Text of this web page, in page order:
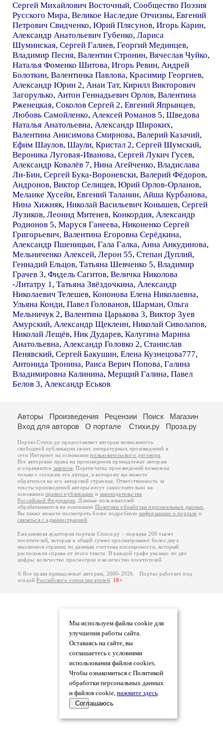
Сергей Михайлович Восточный, Сообщество Поэзия
Русского Мира, Великое Наследие Отчизны, Евгений
Петрович Свидченко, Юрий Плясунов, Игорь Карин,
Александр Анатольевич Губенко, Лариса
Шуминская, Сергей Галиев, Георгий Мединцев,
Владимир Песня, Валентин Стронин, Вячеслав Чуйко,
Наталья Фоменко Шитова, Игорь Ревин, Андрей
Болоткин, Валентинка Павлова, Красимир Георгиев,
Александр Юрин 2, Анаи Тат, Кирилл Викторович
Загорулько, Антон Геннадьевич Орлов, Валентина
Рженецкая, Соколов Сергей 2, Евгений Япрынцев,
Любовь Самойленко, Алексей Романов 5, Шведова
Наталья Анатольевна, Александр Широких,
Валентина Анисимова Смирнова, Валерий Казачий,
Ефим Шаулов, Шаули, Кристал 2, Сергей Шумский,
Вероника Луговая-Иванова, Сергей Лукич Гусев,
Александр Ковалёв 7, Нина Агейченко, Владислава
Ли-Бин, Сергей Бука-Вороневски, Валерий Фёдоров,
Андронов, Виктор Селищев, Юрий Орлов-Орланов,
Мелаике Хусейн, Евгений Таланин, Айша Курбанова,
Нина Хижняк, Николай Васильевич Конышев, Сергей
Лузиков, Леонид Митенев, Конкордия, Александр
Родионов 5, Маруся Ганеева, Никоненко Сергей
Григорьевич, Валентина Егоровна Серёдкина,
Александр Пшеницын, Гала Галка, Анна Анкудинова,
Мельниченко Алексей, Лерон 55, Степан Дуплий,
Геннадий Ельцов, Татьяна Шевченко 5, Владимир
Грачев 3, Фидель Сагитов, Величка Николова
-Литатру 1, Татьяна Звёздочкина, Александр
Николаевич Телешев, Кононова Елена Николаевна,
Ульяна Конди, Павел Голованов, Шарман, Ольга
Мельничук 2, Валентина Царькова 3, Виктор Зуев
Амурский, Александр Щеклеин, Николай Сиволапов,
Николай Лещёв, Ник Дударев, Калугина Марина
Анатольевна, Александр Головко 2, Станислав
Пенявский, Сергей Бакушин, Елена Кузнецова777,
Антонида Тронина, Раиса Верич Попова, Галина
Владимировна Калинина, Мерщий Галина, Павел
Белов 3, Александр Еськов
Мы используем файлы cookie для
улучшения работы сайта.
Оставаясь на сайте, вы
соглашаетесь с условиями
использования файлов cookies.
Чтобы ознакомиться с Политикой
обработки персональных данных
и файлов cookie, нажмите здесь.
Соглашаюсь
Авторы Произведения Рецензии Поиск
Магазин
Вход для авторов
О портале Стихи.ру Проза.ру
Портал Стихи.ру предоставляет авторам возможность
свободной публикации своих литературных произведений в
сети Интернет на основаниипользовательского договора
Все авторские права на произведения принадлежат авторам
и охраняются законом . Перепечатка произведений возможна
только с согласия его автора, к которому вы можете
обратиться на его авторской странице. Ответственность за
тексты произведений авторы несут самостоятельно на
основанииправил публикации изаконодательства
Российской Федерации . Данные пользователей
обрабатываются на основании Политики обработки персональных данных
Вы также можете посмотреть более подробную информацию о портале и
связаться с администрацией
Ежедневная аудитория портала Стихи.ру – порядка 200 тысяч
посетителей, которые в общей сумме просматривают более двух
миллионов страниц по данным счетчика посещаемости, который
расположен справа от этого текста. В каждой графе указано по две
цифры: количество просмотров и количество посетителей.
© Все права принадлежат авторам, 2000-2026. Портал работает под
эгидойРоссийского союза писателей. 18+